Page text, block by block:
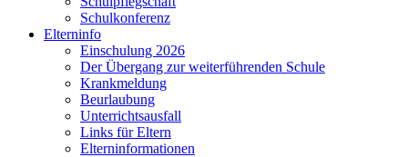
Schulkonferenz
Elterninfo
Einschulung 2026
Der Übergang zur weiterführenden Schule
Krankmeldung
Beurlaubung
Unterrichtsausfall
Links für Eltern
Elterninformationen